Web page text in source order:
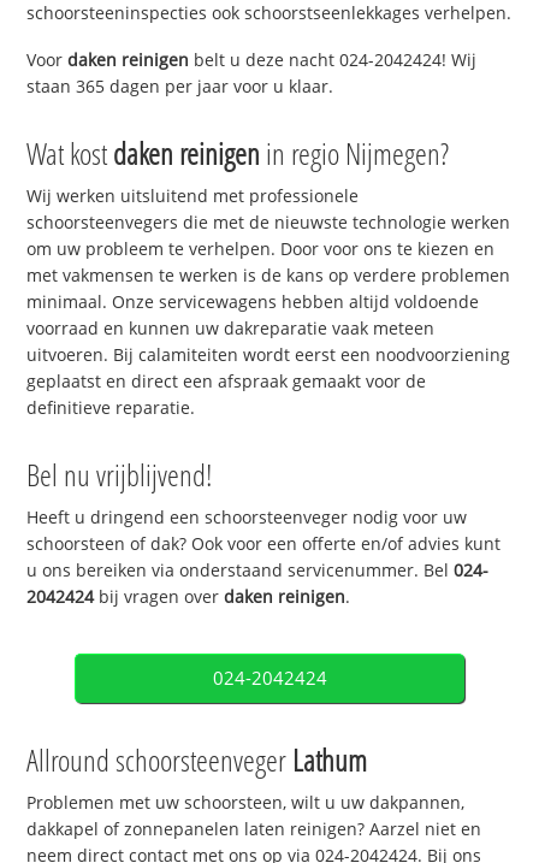
schoorsteeninspecties ook schoorstseenlekkages verhelpen.
Voordaken reinigen belt u deze nacht 024-2042424! Wij
staan 365 dagen per jaar voor u klaar.
Wat kostdaken reinigen in regio Nijmegen?
Wij werken uitsluitend met professionele
schoorsteenvegers die met de nieuwste technologie werken
om uw probleem te verhelpen. Door voor ons te kiezen en
met vakmensen te werken is de kans op verdere problemen
minimaal. Onze servicewagens hebben altijd voldoende
voorraad en kunnen uw dakreparatie vaak meteen
uitvoeren. Bij calamiteiten wordt eerst een noodvoorziening
geplaatst en direct een afspraak gemaakt voor de
definitieve reparatie.
Bel nu vrijblijvend!
Heeft u dringend een schoorsteenveger nodig voor uw
schoorsteen of dak? Ook voor een offerte en/of advies kunt
u ons bereiken via onderstaand servicenummer. Bel024-
2042424bij vragen overdaken reinigen.
024-2042424
Allround schoorsteenveger Lathum
Problemen met uw schoorsteen, wilt u uw dakpannen,
dakkapel of zonnepanelen laten reinigen? Aarzel niet en
neem direct contact met ons op via 024-2042424. Bij ons